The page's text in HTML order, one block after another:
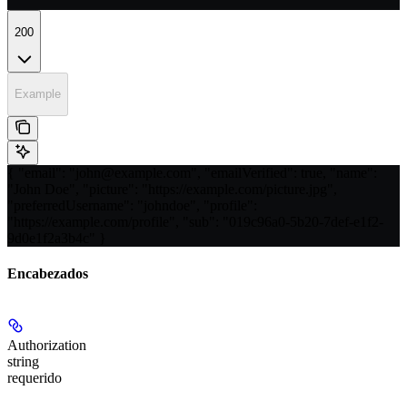
200
Example
Encabezados
Authorization
string
requerido